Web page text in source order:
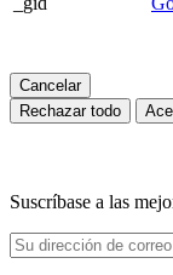
Cancelar
Rechazar todo
Suscríbase a las